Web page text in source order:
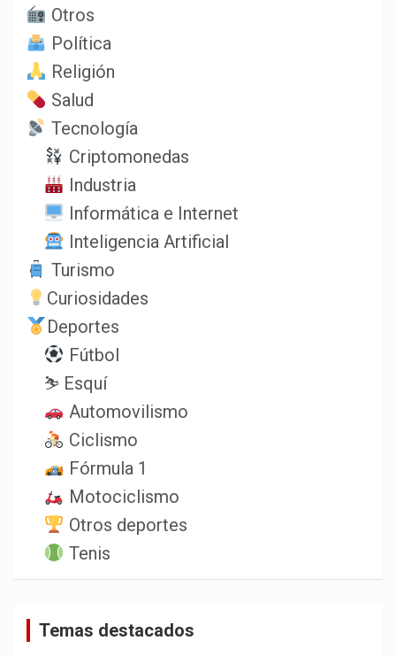
Otros
Política
Religión
Salud
Tecnología
Criptomonedas
Industria
Informática e Internet
Inteligencia Artificial
Turismo
Curiosidades
Deportes
Fútbol
⛷️ Esquí
Automovilismo
Ciclismo
Fórmula 1
Motociclismo
Otros deportes
Tenis
Temas destacados